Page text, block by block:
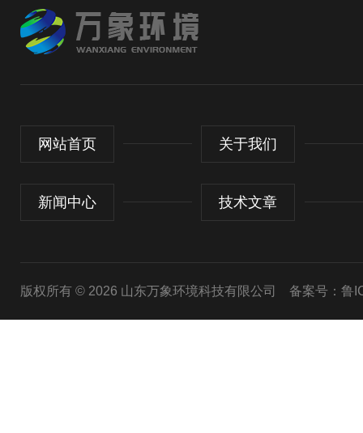
网站首页 关于我们
新闻中心 技术文章
版权所有 © 2026 山东万象环境科技有限公司 备案号：鲁